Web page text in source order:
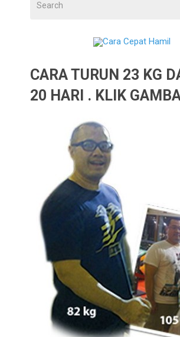
CARA TURUN 23 KG
20 HARI . KLIK